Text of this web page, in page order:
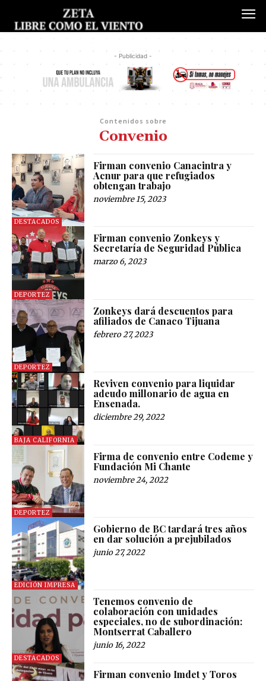
- Publicidad -
Contenidos sobre
Convenio
DESTACADOS
Firman convenio Canacintra y
Acnur para que refugiados
obtengan trabajo
noviembre 15, 2023
DEPORTEZ
Firman convenio Zonkeys y
Secretaría de Seguridad Pública
marzo 6, 2023
DEPORTEZ
Zonkeys dará descuentos para
afiliados de Canaco Tijuana
febrero 27, 2023
BAJA CALIFORNIA
Reviven convenio para liquidar
adeudo millonario de agua en
Ensenada.
diciembre 29, 2022
DEPORTEZ
Firma de convenio entre Codeme y
Fundación Mi Chante
noviembre 24, 2022
EDICIÓN IMPRESA
Gobierno de BC tardará tres años
en dar solución a prejubilados
junio 27, 2022
DESTACADOS
Tenemos convenio de
colaboración con unidades
especiales, no de subordinación:
Montserrat Caballero
junio 16, 2022
Firman convenio Imdet y Toros